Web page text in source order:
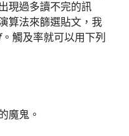
現過多讀不完的訊
算法來篩選貼文，我
。觸及率就可以用下列
魔鬼。